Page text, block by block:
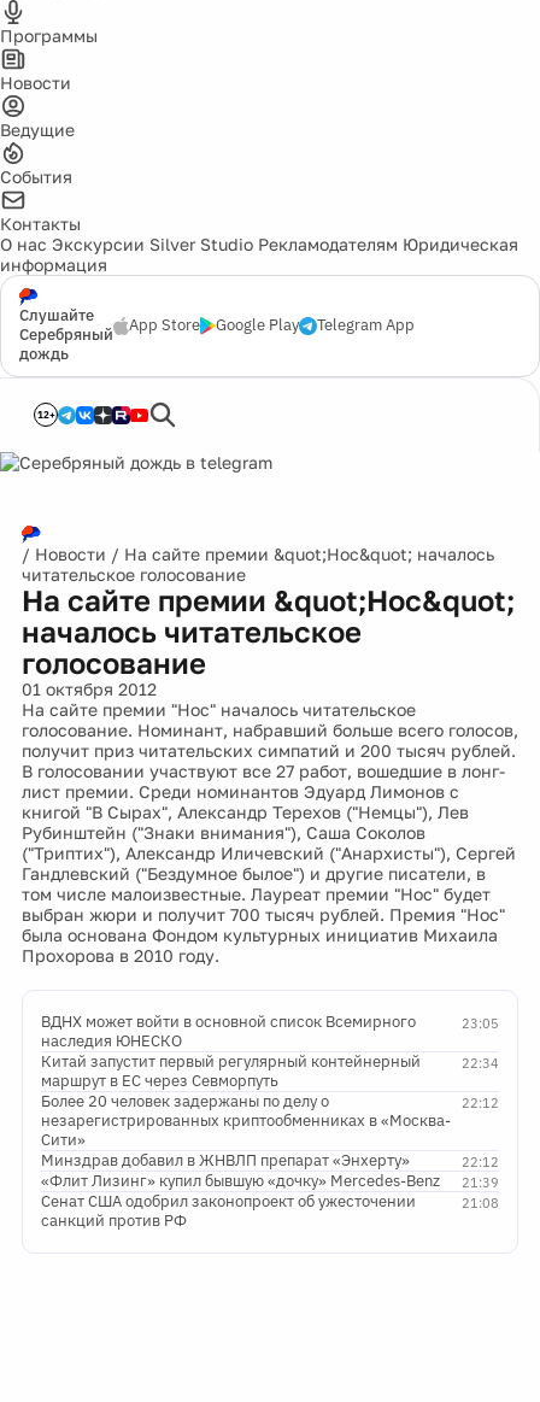
Программы
Новости
Ведущие
События
Контакты
О нас Экскурсии Silver Studio Рекламодателям Юридическая
информация
Слушайте
Серебряный
дождь
App Store Google Play Telegram App
12+
/ Новости / На сайте премии &quot;Нос&quot; началось
читательское голосование
На сайте премии &quot;Нос&quot;
началось читательское
голосование
01 октября 2012
На сайте премии "Нос" началось читательское
голосование. Номинант, набравший больше всего голосов,
получит приз читательских симпатий и 200 тысяч рублей.
В голосовании участвуют все 27 работ, вошедшие в лонг-
лист премии. Среди номинантов Эдуард Лимонов с
книгой "В Сырах", Александр Терехов ("Немцы"), Лев
Рубинштейн ("Знаки внимания"), Саша Соколов
("Триптих"), Александр Иличевский ("Анархисты"), Сергей
Гандлевский ("Бездумное былое") и другие писатели, в
том числе малоизвестные. Лауреат премии "Нос" будет
выбран жюри и получит 700 тысяч рублей. Премия "Нос"
была основана Фондом культурных инициатив Михаила
Прохорова в 2010 году.
23:05
ВДНХ может войти в основной список Всемирного
наследия ЮНЕСКО
22:34
Китай запустит первый регулярный контейнерный
маршрут в ЕС через Севморпуть
22:12
Более 20 человек задержаны по делу о
незарегистрированных криптообменниках в «Москва-
Сити»
22:12
Минздрав добавил в ЖНВЛП препарат «Энхерту»
21:39
«Флит Лизинг» купил бывшую «дочку» Mercedes-Benz
21:08
Сенат США одобрил законопроект об ужесточении
санкций против РФ